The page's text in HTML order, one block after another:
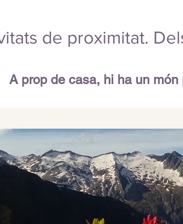
de proximitat.
A prop de casa, hi ha un món